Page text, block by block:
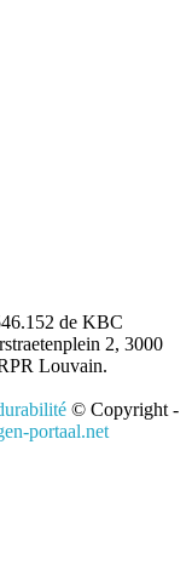
de KBC
2, 3000
Louvain.
© Copyright -
portaal.net